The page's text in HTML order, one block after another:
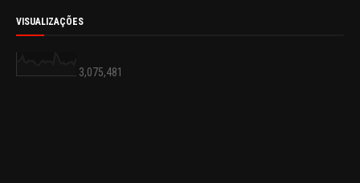
VISUALIZAÇÕES
3,075,481